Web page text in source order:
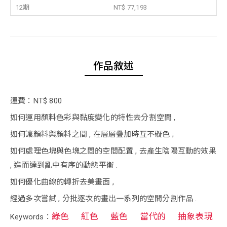
12期
NT$ 77,193
作品敘述
運費：NT$ 800
如何運用顏料色彩與黏度變化的特性去分割空間 ,
如何讓顏料與顏料之間 , 在層層疊加時互不礙色 ;
如何處理色塊與色塊之間的空間配置 , 去產生陰陽互動的效果
, 進而達到亂中有序的動態平衡 .
如何優化曲線的轉折去美畫面 ,
經過多次嘗試 , 分批逐次的畫出一系列的空間分割作品 .
Keywords： 綠色 紅色 藍色 當代的
抽象表現